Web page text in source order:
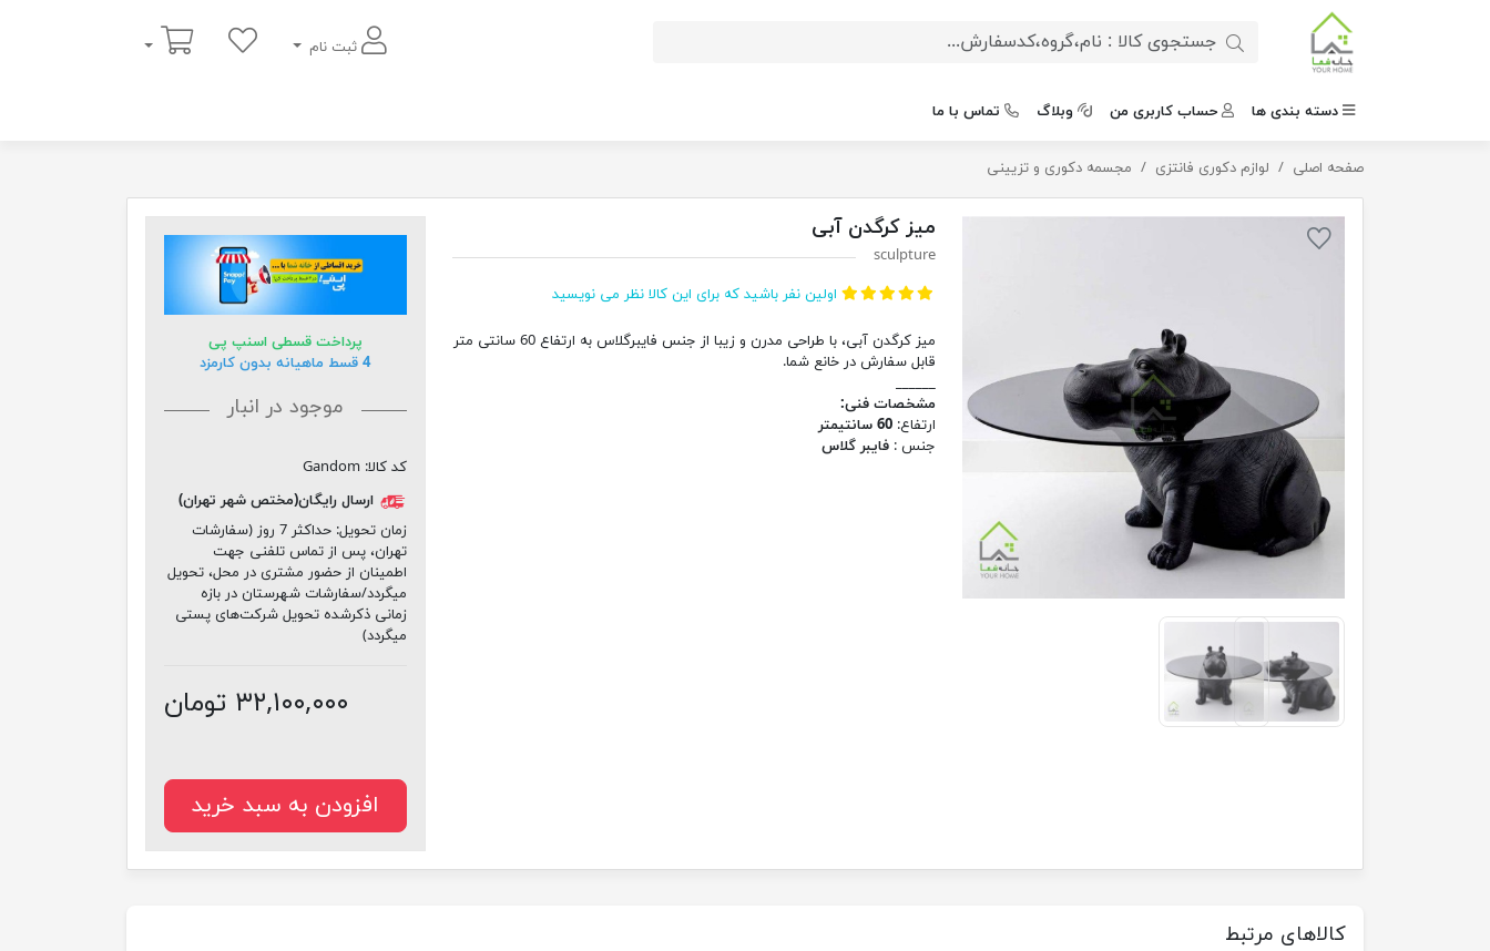
ثبت نام
سبد خرید
دسته بندی ها حساب کاربری من وبلاگ تماس با ما
صفحه اصلی لوازم دکوری فانتزی مجسمه دکوری و تزیینی میز کرگدن آبی
میز کرگدن آبی
sculpture
اولین نفر باشید که برای این کالا نظر می نویسید
میز کرگدن آبی، با طراحی مدرن و زیبا از جنس فایبرگلاس به ارتفاع 60 سانتی متر
قابل سفارش در خانع شما.
______
مشخصات فنی:
ارتفاع: 60 سانتیمتر
جنس : فایبر گلاس
پرداخت قسطی اسنپ پی
4 قسط ماهیانه بدون کارمزد
موجود در انبار
کد کالا: Gandom
ارسال رایگان(مختص شهر تهران)
زمان تحویل:
حداکثر 7 روز (سفارشات
تهران، پس از تماس تلفنی جهت
اطمینان از حضور مشتری در محل، تحویل
میگردد/سفارشات شهرستان در بازه
زمانی ذکرشده تحویل شرکت‌های پستی
میگردد)
۳۲,۱۰۰,۰۰۰ تومان
افزودن به سبد خرید
کالاهای مرتبط